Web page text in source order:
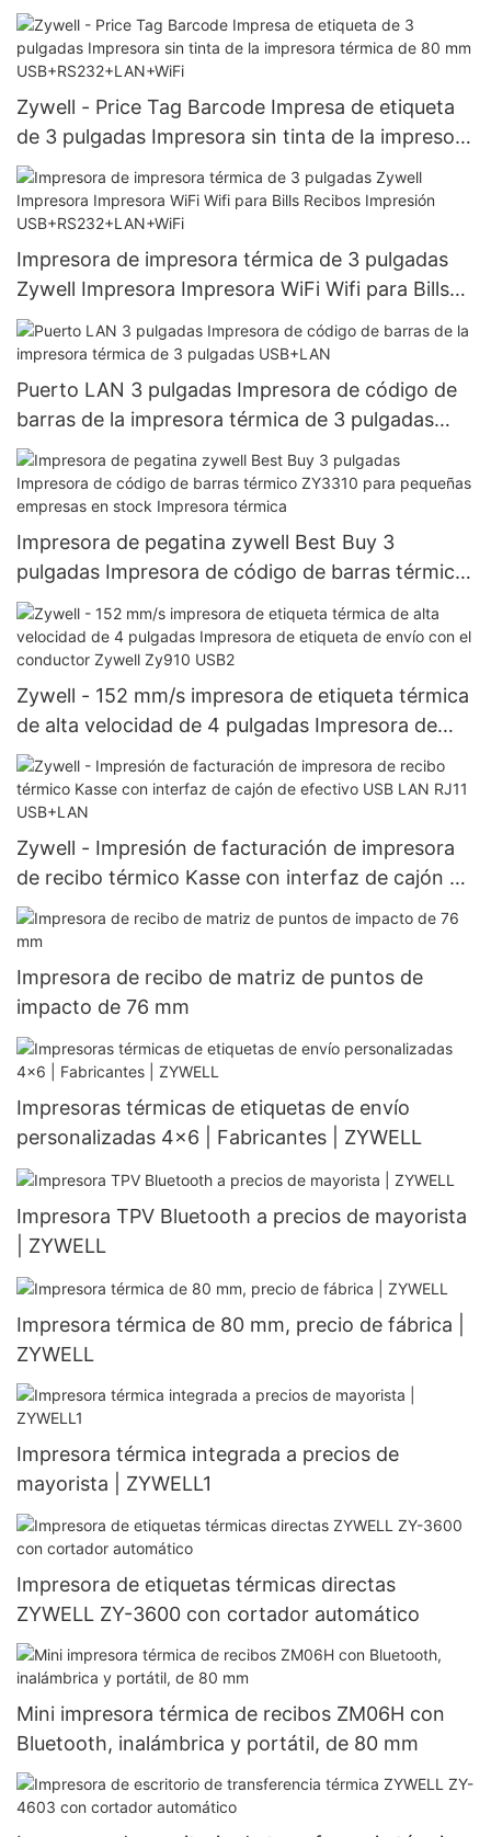
restaurantes de pequeñas empresas ZY806
USB+RS232+LAN
Zywell - Price Tag Barcode Impresa de etiqueta
de 3 pulgadas Impresora sin tinta de la impresora
térmica de 80 mm USB+RS232+LAN+WiFi
Impresora de impresora térmica de 3 pulgadas
Zywell Impresora Impresora WiFi Wifi para Bills
Recibos Impresión USB+RS232+LAN+WiFi
Puerto LAN 3 pulgadas Impresora de código de
barras de la impresora térmica de 3 pulgadas
USB+LAN
Impresora de pegatina zywell Best Buy 3
pulgadas Impresora de código de barras térmico
ZY3310 para pequeñas empresas en stock
Impresora térmica
Zywell - 152 mm/s impresora de etiqueta térmica
de alta velocidad de 4 pulgadas Impresora de
etiqueta de envío con el conductor Zywell Zy910
USB2
Zywell - Impresión de facturación de impresora
de recibo térmico Kasse con interfaz de cajón de
efectivo USB LAN RJ11 USB+LAN
Impresora de recibo de matriz de puntos de
impacto de 76 mm
Impresoras térmicas de etiquetas de envío
personalizadas 4x6 | Fabricantes | ZYWELL
Impresora TPV Bluetooth a precios de mayorista
| ZYWELL
Impresora térmica de 80 mm, precio de fábrica |
ZYWELL
Impresora térmica integrada a precios de
mayorista | ZYWELL1
Impresora de etiquetas térmicas directas
ZYWELL ZY-3600 con cortador automático
Mini impresora térmica de recibos ZM06H con
Bluetooth, inalámbrica y portátil, de 80 mm